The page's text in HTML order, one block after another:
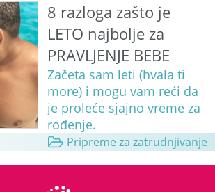
8 razloga zašto je
LETO najbolje za
PRAVLJENJE BEBE
Začeta sam leti (hvala ti
more) i mogu vam reći da
je proleće sjajno vreme za
rođenje.
Pripreme za zatrudnjivanje